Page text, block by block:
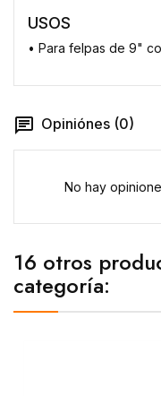
USOS
• Para felpas de 9"
Opiniónes (0)
No hay
16 otros
categoría: